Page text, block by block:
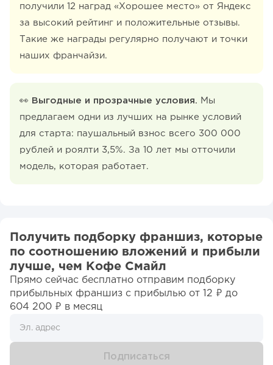
получили 12 наград «Хорошее место» от Яндекс
за высокий рейтинг и положительные отзывы.
Такие же награды регулярно получают и точки
наших франчайзи.
👀 Выгодные и прозрачные условия. Мы
предлагаем одни из лучших на рынке условий
для старта: паушальный взнос всего 300 000
рублей и роялти 3,5%. За 10 лет мы отточили
модель, которая работает.
Получить подборку франшиз, которые
по соотношению вложений и прибыли
лучше, чем Кофе Смайл
Прямо сейчас бесплатно отправим подборку
прибыльных франшиз c прибылью от 12 ₽ до
604 200 ₽ в месяц